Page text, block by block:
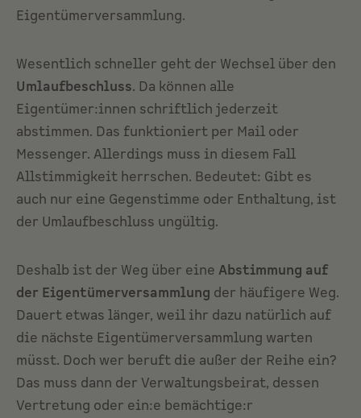
Eigentümerversammlung.
Wesentlich schneller geht der Wechsel über den
Umlaufbeschluss. Da können alle
Eigentümer:innen schriftlich jederzeit
abstimmen. Das funktioniert per Mail oder
Messenger. Allerdings muss in diesem Fall
Allstimmigkeit herrschen. Bedeutet: Gibt es
auch nur eine Gegenstimme oder Enthaltung, ist
der Umlaufbeschluss ungültig.
Deshalb ist der Weg über eine Abstimmung auf
der Eigentümerversammlung der häufigere Weg.
Dauert etwas länger, weil ihr dazu natürlich auf
die nächste Eigentümerversammlung warten
müsst. Doch wer beruft die außer der Reihe ein?
Das muss dann der Verwaltungsbeirat, dessen
Vertretung oder ein:e bemächtige:r